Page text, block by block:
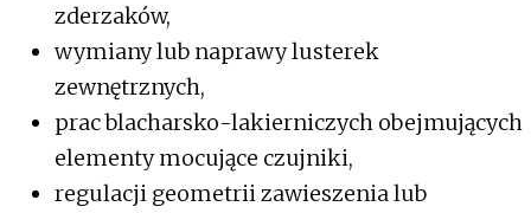
zderzaków,
wymiany lub naprawy lusterek
zewnętrznych,
prac blacharsko-lakierniczych obejmujących
elementy mocujące czujniki,
regulacji geometrii zawieszenia lub